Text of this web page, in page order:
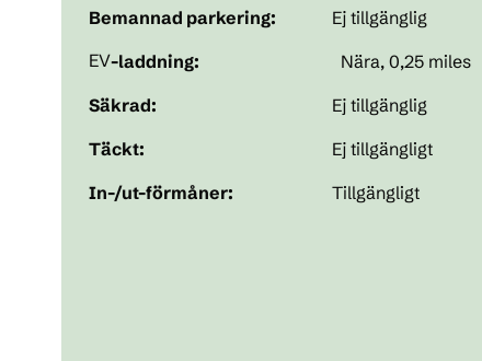
Bemannad parkering:
Ej tillgänglig
EV-laddning:
Nära, 0,25 miles
Säkrad:
Ej tillgänglig
Täckt:
Ej tillgängligt
In-/ut-förmåner:
Tillgängligt